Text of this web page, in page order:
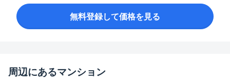
無料登録して価格を見る
周辺にあるマンション